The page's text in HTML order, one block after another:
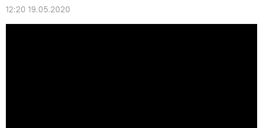
12:20 19.05.2020